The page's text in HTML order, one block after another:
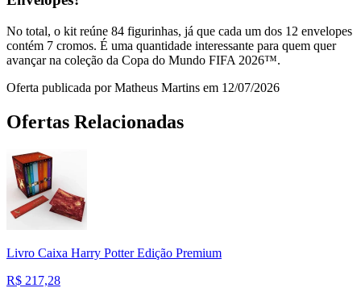
No total, o kit reúne 84 figurinhas, já que cada um dos 12 envelopes
contém 7 cromos. É uma quantidade interessante para quem quer
avançar na coleção da Copa do Mundo FIFA 2026™.
Oferta publicada por Matheus Martins em 12/07/2026
Ofertas Relacionadas
Livro Caixa Harry Potter Edição Premium
R$ 217,28